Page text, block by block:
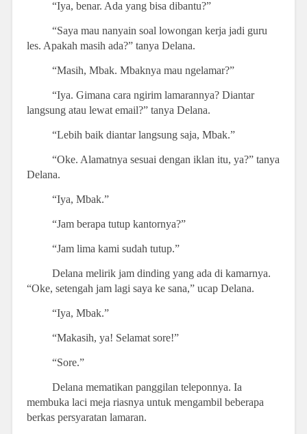
“Iya, benar. Ada yang bisa dibantu?”
“Saya mau nanyain soal lowongan kerja jadi guru
les. Apakah masih ada?” tanya Delana.
“Masih, Mbak. Mbaknya mau ngelamar?”
“Iya. Gimana cara ngirim lamarannya? Diantar
langsung atau lewat email?” tanya Delana.
“Lebih baik diantar langsung saja, Mbak.”
“Oke. Alamatnya sesuai dengan iklan itu, ya?” tanya
Delana.
“Iya, Mbak.”
“Jam berapa tutup kantornya?”
“Jam lima kami sudah tutup.”
Delana melirik jam dinding yang ada di kamarnya.
“Oke, setengah jam lagi saya ke sana,” ucap Delana.
“Iya, Mbak.”
“Makasih, ya! Selamat sore!”
“Sore.”
Delana mematikan panggilan teleponnya. Ia
membuka laci meja riasnya untuk mengambil beberapa
berkas persyaratan lamaran.